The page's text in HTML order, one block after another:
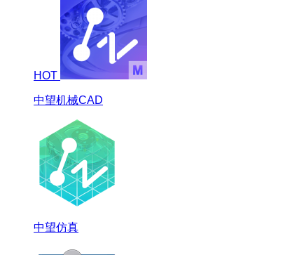
HOT
中望机械CAD
中望仿真